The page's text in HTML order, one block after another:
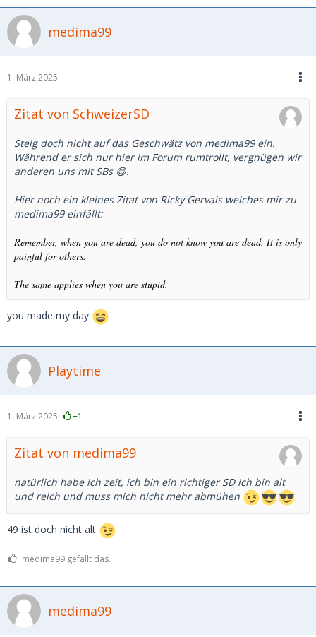
medima99
1. März 2025
Zitat von SchweizerSD
Steig doch nicht auf das Geschwätz von medima99 ein.
Während er sich nur hier im Forum rumtrollt, vergnügen wir
anderen uns mit SBs 😋.
Hier noch ein kleines Zitat von Ricky Gervais welches mir zu
medima99 einfällt:
Remember, when you are dead, you do not know you are dead. It is only
painful for others.
The same applies when you are stupid.
you made my day
Playtime
1. März 2025 +1
Zitat von medima99
natürlich habe ich zeit, ich bin ein richtiger SD ich bin alt
und reich und muss mich nicht mehr abmühen
49 ist doch nicht alt
medima99 gefällt das.
medima99